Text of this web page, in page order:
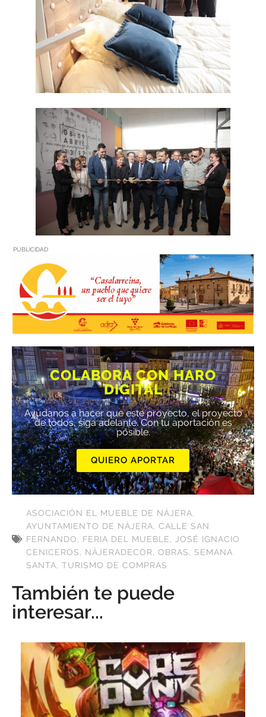
PUBLICIDAD
COLABORA CON HARO
DIGITAL
Ayúdanos a hacer que este proyecto, el proyecto
de todos, siga adelante. Con tu aportación es
posible.
QUIERO APORTAR
ASOCIACIÓN EL MUEBLE DE NÁJERA,
AYUNTAMIENTO DE NÁJERA, CALLE SAN
FERNANDO, FERIA DEL MUEBLE,
JOSÉ IGNACIO
CENICEROS, NÁJERADECOR, OBRAS, SEMANA
SANTA, TURISMO DE COMPRAS
También te puede
interesar...